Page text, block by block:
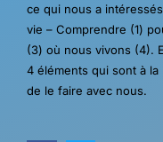
ce qui nous a
vie – Comprendre (1)
(3) où nous vivons (4).
4 éléments qui sont à
de le faire avec nous.